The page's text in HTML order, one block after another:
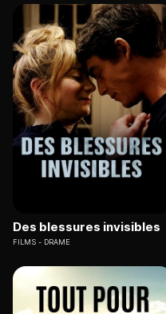
Des blessures invisibles
FILMS DRAME